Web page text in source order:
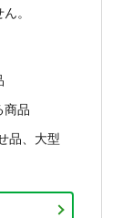
。
商品
品、大型